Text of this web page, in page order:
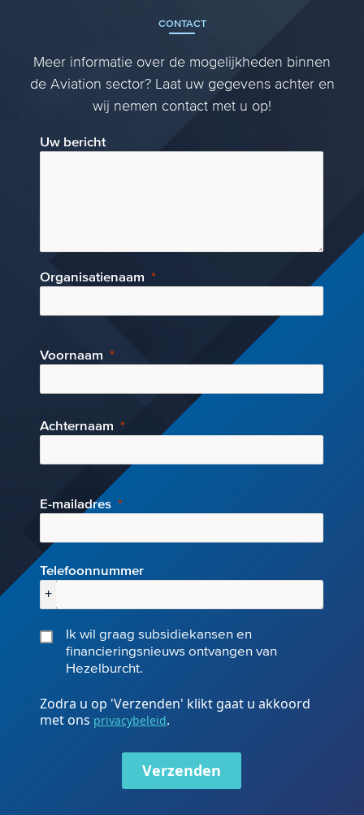
CONTACT
Meer informatie over de mogelijkheden binnen
de Aviation sector? Laat uw gegevens achter en
wij nemen contact met u op!
Uw bericht
Organisatienaam
Voornaam
Achternaam
E-mailadres
Telefoonnummer
+
Ik wil graag subsidiekansen en
financieringsnieuws ontvangen van
Hezelburcht.
Zodra u op 'Verzenden' klikt gaat u akkoord
met ons privacybeleid.
Verzenden